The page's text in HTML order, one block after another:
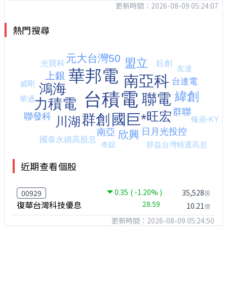
更新時間：2026-08-09 05:24:07
熱門搜尋
近期查看個股
00929 0.35 ( -1.20% )
復華台灣科技優息 28.59
35,528張
10.21億
更新時間：2026-08-09 05:24:50